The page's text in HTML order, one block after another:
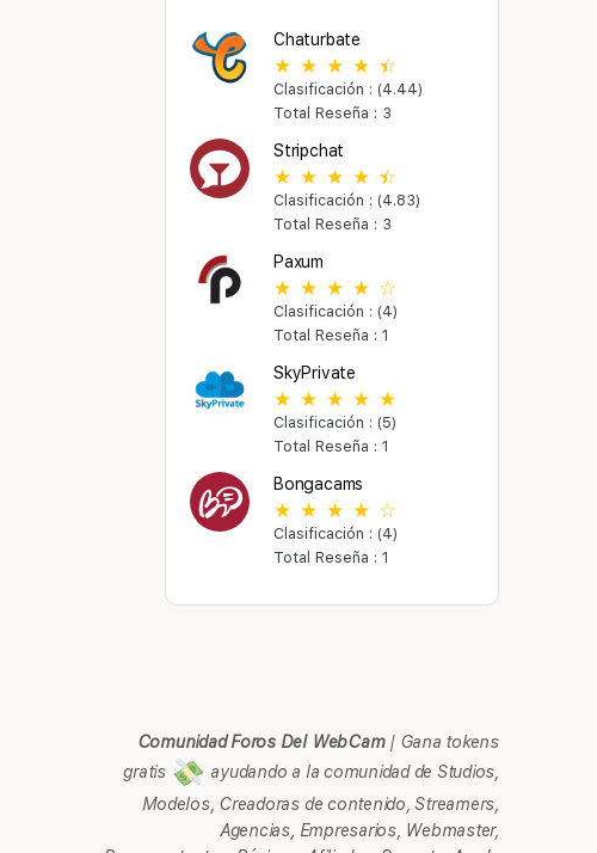
Chaturbate
Clasificación : (4.44)
Total Reseña : 3
Stripchat
Clasificación : (4.83)
Total Reseña : 3
Paxum
Clasificación : (4)
Total Reseña : 1
SkyPrivate
Clasificación : (5)
Total Reseña : 1
Bongacams
Clasificación : (4)
Total Reseña : 1
Comunidad Foros Del WebCam| Gana tokens
gratis
ayudando a la comunidad de Studios,
Modelos, Creadoras de contenido, Streamers,
Agencias, Empresarios, Webmaster,